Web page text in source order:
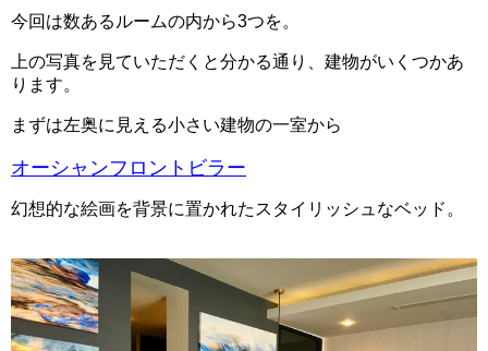
今回は数あるルームの内から3つを。
上の写真を見ていただくと分かる通り、建物がいくつかあ
ります。
まずは左奥に見える小さい建物の一室から
オーシャンフロントビラー
幻想的な絵画を背景に置かれたスタイリッシュなベッド。